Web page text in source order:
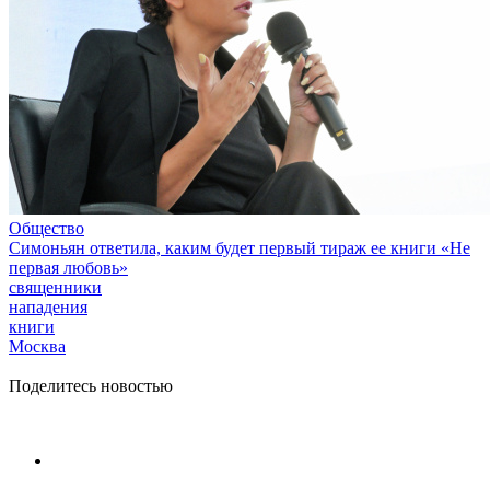
Общество
Симоньян ответила, каким будет первый тираж ее книги «Не
первая любовь»
священники
нападения
книги
Москва
Поделитесь новостью